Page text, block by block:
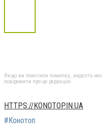
Якщо ви помітили помилку, виділіть
повідомити про це редакцію
HTTPS://KONOTOP.IN.UA
#Конотоп